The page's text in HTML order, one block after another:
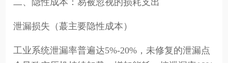
泄漏损失（蕞主要隐性成本）
工业系统泄漏率普遍达5%-20%，未修复的泄漏点